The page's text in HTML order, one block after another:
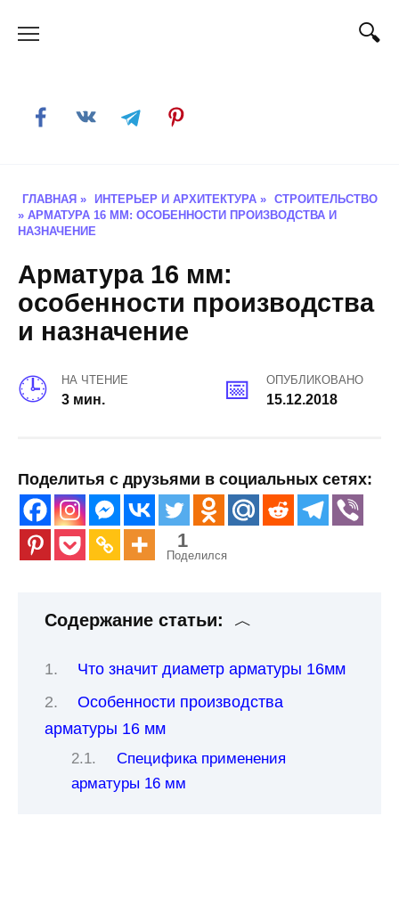
ГЛАВНАЯ » ИНТЕРЬЕР И АРХИТЕКТУРА »
СТРОИТЕЛЬСТВО
» АРМАТУРА 16 ММ: ОСОБЕННОСТИ ПРОИЗВОДСТВА И
НАЗНАЧЕНИЕ
Арматура 16 мм:
особенности производства
и назначение
НА ЧТЕНИЕ
3 мин.
ОПУБЛИКОВАНО
15.12.2018
Поделитья с друзьями в социальных сетях:
1
Поделился
Содержание статьи:
Что значит диаметр арматуры 16мм
Особенности производства
арматуры 16 мм
Специфика применения
арматуры 16 мм